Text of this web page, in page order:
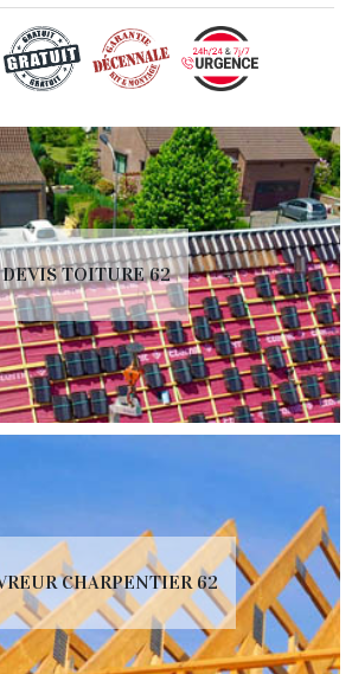
DEVIS TOITURE 62
CHARPENTIER 62